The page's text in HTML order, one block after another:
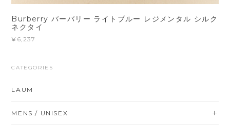
Burberry バーバリー ライトブルー レジメンタル シルク
ネクタイ
¥6,237
CATEGORIES
LAUM
MENS / UNISEX